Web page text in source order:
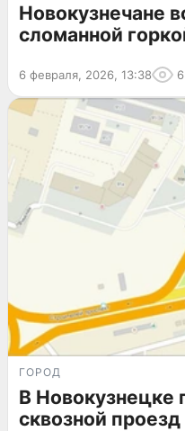
Новокузнечане
сломанной
6 февраля, 2026, 13:38 6
ГОРОД
В Новокузнецке
сквозной